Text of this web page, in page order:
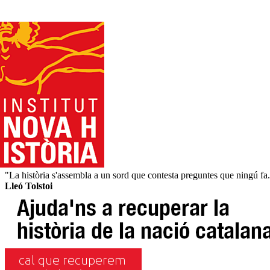
"La història s'assembla a un sord que contesta preguntes que ningú
Lleó Tolstoi